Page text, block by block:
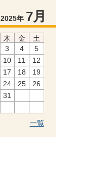
2025年 7月
木 金
土
3 4
5
10 11
12
17 18
19
24 25
26
31
一覧